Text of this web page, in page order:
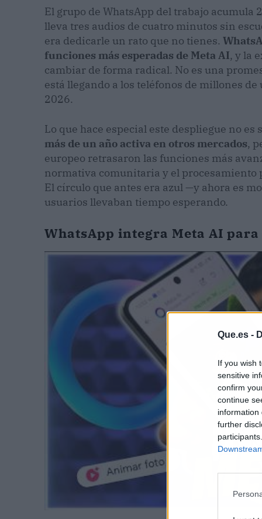
Que.es -
If you wish
sensitive
confirm
continue
information
further
El grupo de WhatsApp del trabajo
lleva tres audios de cuatro minutos sin
era dedicarle un rato que no tienes.
funciones más esperadas de Meta AI, y la
cambiar de forma radical. No es una
está llegando a los teléfonos de millones
2026.
Lo que hace especial este despliegue no es
más de un año activa en otros mercados,
europeo retrasaron las funciones más
normativa comunitaria y el procesamiento
El círculo que antes era azul —y ahora es
usuarios llevaban tiempo esperando.
WhatsApp integra Meta AI